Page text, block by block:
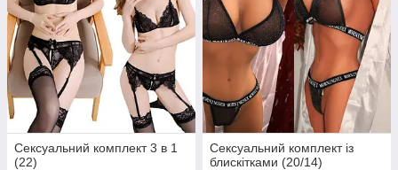
Сексуальний комплект 3 в 1
(22)
Сексуальний комплект із
блискітками (20/14)